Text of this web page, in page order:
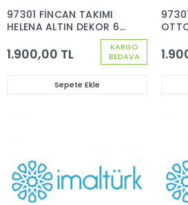
KARGO
BEDAVA
97301 FİNCAN TAKIMI
HELENA ALTIN DEKOR 6
1.900,00 TL
Sepete Ekle
12